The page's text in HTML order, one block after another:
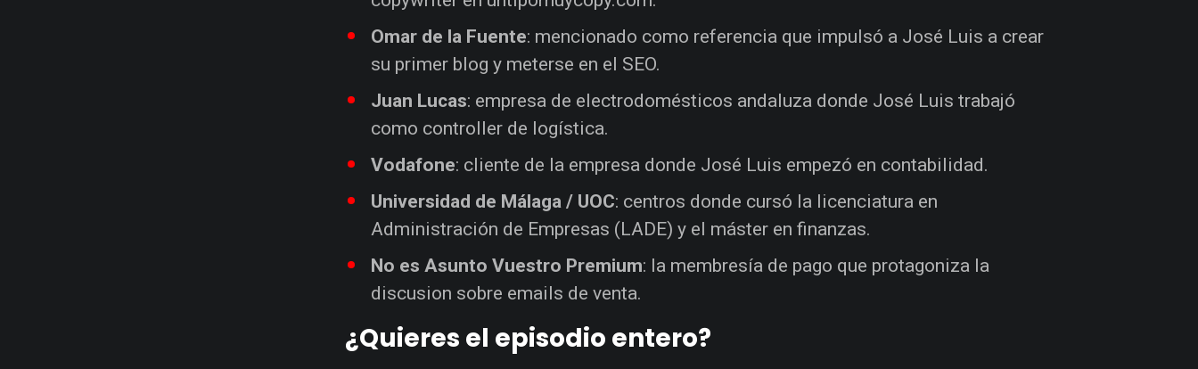
Omar de la Fuente: mencionado como referencia que impulsó a José Luis a crear
su primer blog y meterse en el SEO.
Juan Lucas: empresa de electrodomésticos andaluza donde José Luis trabajó
como controller de logística.
Vodafone: cliente de la empresa donde José Luis empezó en contabilidad.
Universidad de Málaga / UOC: centros donde cursó la licenciatura en
Administración de Empresas (LADE) y el máster en finanzas.
No es Asunto Vuestro Premium: la membresía de pago que protagoniza la
discusion sobre emails de venta.
¿Quieres el episodio entero?